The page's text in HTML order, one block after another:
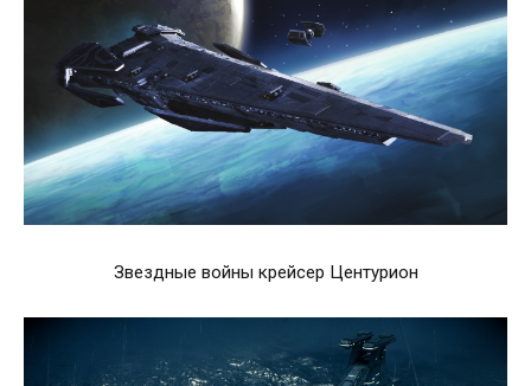
Звездные войны крейсер Центурион